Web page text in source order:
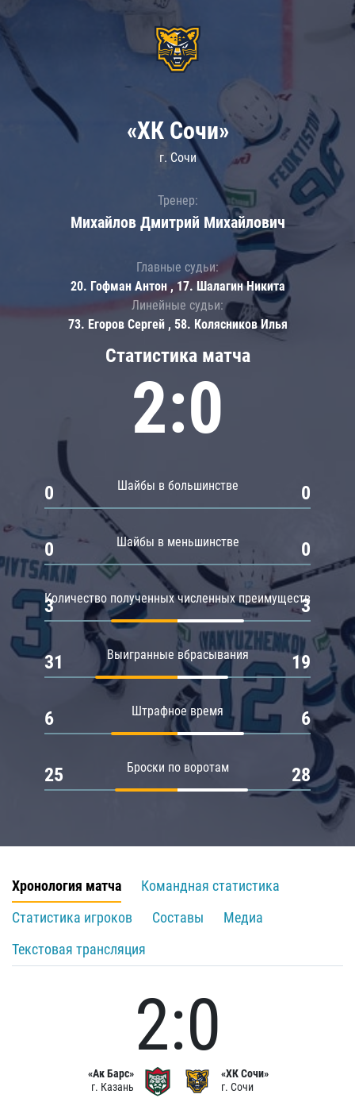
Статистика матча
2:0
Шайбы в большинстве
0 0
Шайбы в меньшинстве
0 0
Количество полученных численных преимуществ
3 3
Выигранные вбрасывания
31 19
Штрафное время
6 6
Броски по воротам
25 28
«ХК Сочи»
г. Сочи
Тренер:
Михайлов Дмитрий Михайлович
Главные судьи:
20. Гофман Антон , 17. Шалагин Никита
Линейные судьи:
73. Егоров Сергей , 58. Колясников Илья
Хронология матча
Командная статистика
Статистика игроков
Составы
Медиа
Текстовая трансляция
«Ак Барс»
г. Казань
2:0
«ХК Сочи»
г. Сочи